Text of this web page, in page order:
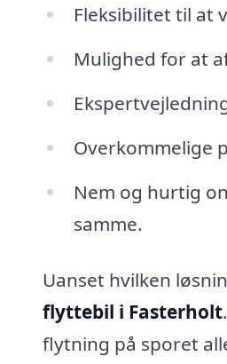
Fleksibilitet til at
Mulighed for at
Overkommelige
Nem og hurtig
samme.
Uanset hvilken
flyttebil i Fasterholt
flytning på sporet